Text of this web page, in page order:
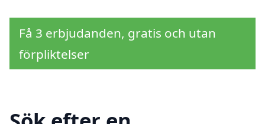
Få 3 erbjudanden, gratis och utan
förpliktelser